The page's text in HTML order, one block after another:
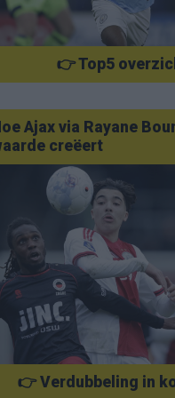
👉 Top5
Ajax via Rayane
creëert
👉 Verdubbeling in